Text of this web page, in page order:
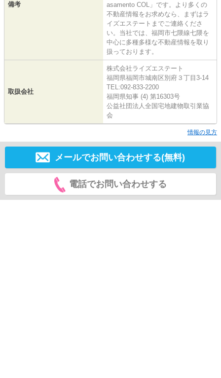
備考
asamento COL」です。より多くの
不動産情報をお求めなら、まずはラ
イズエステートまでご連絡くださ
い。当社では、福岡市七隈線七隈を
中心に多種多様な不動産情報を取り
扱っております。
取扱会社
株式会社ライズエステート
福岡県福岡市城南区別府３丁目3-14
TEL:092-833-2200
福岡県知事 (4) 第16303号
公益社団法人全国宅地建物取引業協
会
情報の見方
メールでお問い合わせする(無料)
電話でお問い合わせする